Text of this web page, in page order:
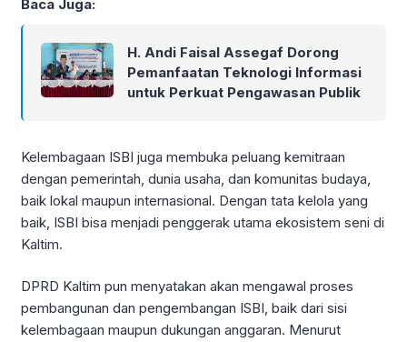
Baca Juga:
H. Andi Faisal Assegaf Dorong
Pemanfaatan Teknologi Informasi
untuk Perkuat Pengawasan Publik
Kelembagaan ISBI juga membuka peluang kemitraan
dengan pemerintah, dunia usaha, dan komunitas budaya,
baik lokal maupun internasional. Dengan tata kelola yang
baik, ISBI bisa menjadi penggerak utama ekosistem seni di
Kaltim.
DPRD Kaltim pun menyatakan akan mengawal proses
pembangunan dan pengembangan ISBI, baik dari sisi
kelembagaan maupun dukungan anggaran. Menurut